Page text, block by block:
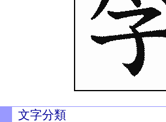
文字分類